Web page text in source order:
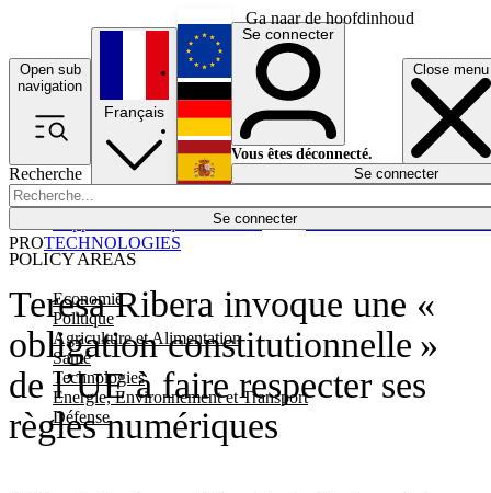
Ga naar de hoofdinhoud
Open sub
navigation
Close menu
Recherche
Se connecter
POLICY AREAS
Economie
Politique
Agriculture et Alimentation
Santé
Technologies
Energie, Environnement et Transport
Défense
Économie
Français
English
Deutsch
Español
Se connecter
Vous êtes déconnecté.
Se connecter
Teresa Ribera invoque une «
obligation constitutionnelle »
de l’UE à faire respecter ses
règles numériques
PROTECHNOLOGIES